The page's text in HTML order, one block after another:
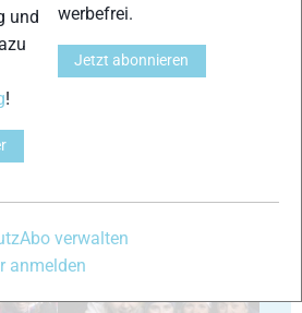
20
und
!
werbefrei.
Jetzt abonnieren
Abo verwalten
anmelden